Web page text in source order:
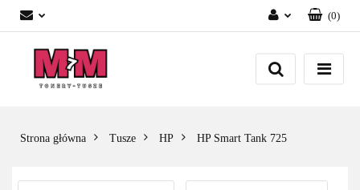
Zaloguj się
Załóż konto
(0)
Strona główna Tusze HP HP Smart Tank 725